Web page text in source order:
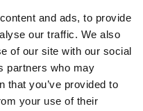
and ads, to provide
our traffic. We also
of our site with our social
partners who may
that you’ve provided to
your use of their
إيطالي”